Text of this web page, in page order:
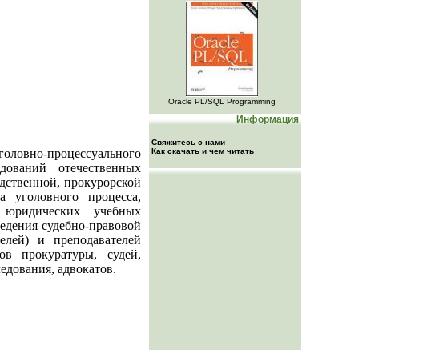
процессуального
отечественных
прокурорской
процесса,
учебных
судебно-правовой
и преподавателей
прокуратуры, судей,
адвокатов.
Oracle PL/SQL Programming
Информация
Свяжитесь с нами
Как скачать и чем читать